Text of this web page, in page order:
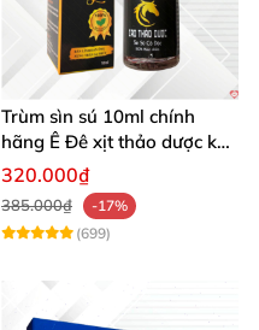
Trùm sìn sú 10ml chính
hãng Ê Đê xịt thảo dược kéo
dài quan hệ
320.000₫
385.000₫
-17%
(699)